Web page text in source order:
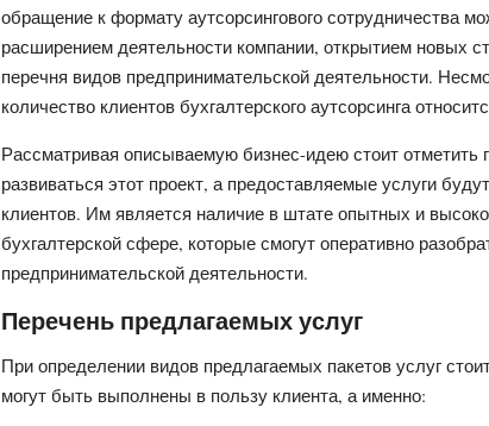
обращение к формату аутсорсингового сотрудничества
расширением деятельности компании, открытием новых
перечня видов предпринимательской деятельности.
количество клиентов бухгалтерского аутсорсинга
Рассматривая описываемую бизнес-идею стоит отметить
развиваться этот проект, а предоставляемые услуги
клиентов. Им является наличие в штате опытных и
бухгалтерской сфере, которые смогут оперативно
предпринимательской деятельности.
Перечень предлагаемых услуг
При определении видов предлагаемых пакетов услуг
могут быть выполнены в пользу клиента, а именно: